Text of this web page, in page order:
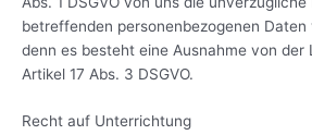
betreffenden personenbezogenen Daten
denn es besteht eine Ausnahme von der
Artikel 17 Abs. 3 DSGVO.
Recht auf Unterrichtung